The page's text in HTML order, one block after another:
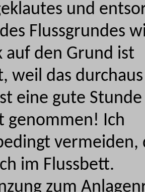
und
Flussgrundes
auf den Grund ist
weil das
eine gute
genommen! Ich
vermeiden,
im Flussbett.
zum